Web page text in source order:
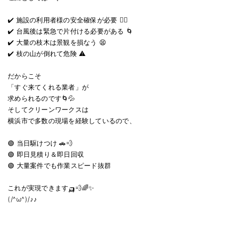
✔️ 施設の利用者様の安全確保が必要 🧑‍⚕️
✔️ 台風後は緊急で片付ける必要がある 🌀
✔️ 大量の枝木は景観を損なう 😫
✔️ 枝の山が倒れて危険 ⚠️
だからこそ
「すぐ来てくれる業者」が
求められるのです🌀💦
そしてクリーンワークスは
横浜市で多数の現場を経験しているので、
🟢 当日駆けつけ 🚗💨
🟢 即日見積り＆即日回収
🟢 大量案件でも作業スピード抜群
これが実現できます🛺💨🌈✨
(⁠/⁠^⁠ω⁠^⁠)⁠/⁠♪⁠♪